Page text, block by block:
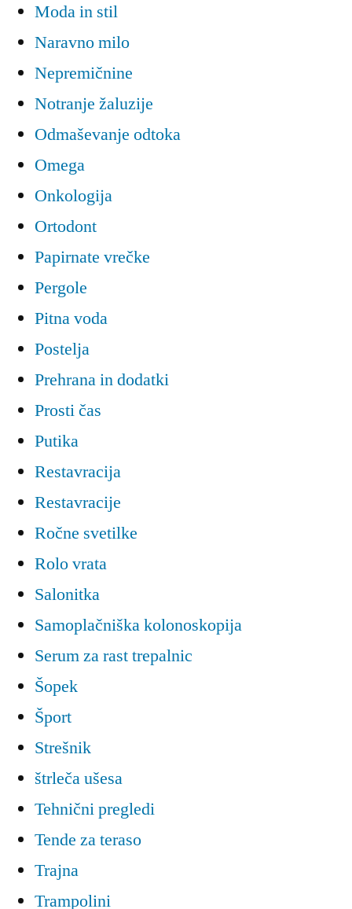
Moda in stil
Naravno milo
Nepremičnine
Notranje žaluzije
Odmaševanje odtoka
Omega
Onkologija
Ortodont
Papirnate vrečke
Pergole
Pitna voda
Postelja
Prehrana in dodatki
Prosti čas
Putika
Restavracija
Restavracije
Ročne svetilke
Rolo vrata
Salonitka
Samoplačniška kolonoskopija
Serum za rast trepalnic
Šopek
Šport
Strešnik
štrleča ušesa
Tehnični pregledi
Tende za teraso
Trajna
Trampolini